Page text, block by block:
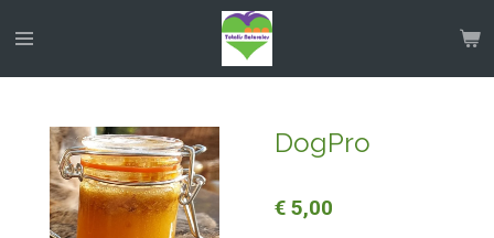
direct
DogPro
€ 5,00